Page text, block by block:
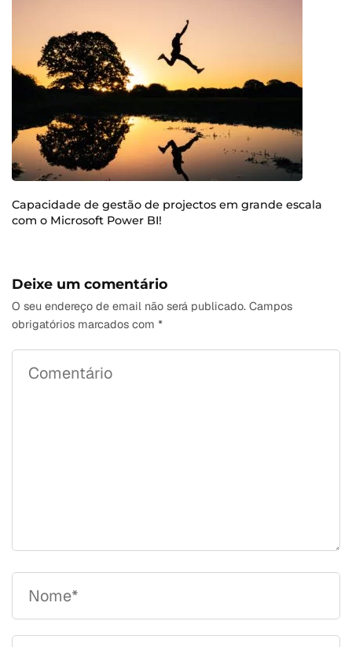
Capacidade de gestão de projectos em grande escala
com o Microsoft Power BI!
Deixe um comentário
O seu endereço de email não será publicado. Campos
obrigatórios marcados com *